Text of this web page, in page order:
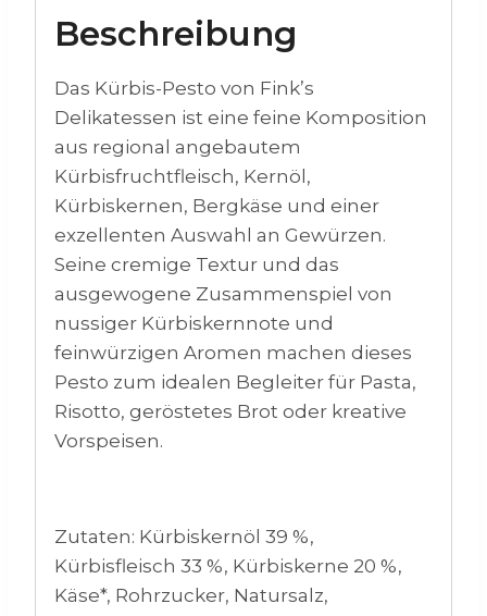
Beschreibung
Das Kürbis-Pesto von Fink’s
Delikatessen ist eine feine Komposition
aus regional angebautem
Kürbisfruchtfleisch, Kernöl,
Kürbiskernen, Bergkäse und einer
exzellenten Auswahl an Gewürzen.
Seine cremige Textur und das
ausgewogene Zusammenspiel von
nussiger Kürbiskernnote und
feinwürzigen Aromen machen dieses
Pesto zum idealen Begleiter für Pasta,
Risotto, geröstetes Brot oder kreative
Vorspeisen.
Zutaten: Kürbiskernöl 39 %,
Kürbisfleisch 33 %, Kürbiskerne 20 %,
Käse*, Rohrzucker, Natursalz,